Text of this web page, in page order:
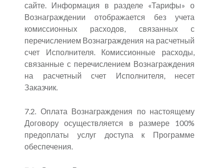
сайте. Информация в разделе «Тарифы» о
Вознаграждении отображается без учета
комиссионных расходов, связанных с
перечислением Вознаграждения на расчетный
счет Исполнителя. Комиссионные расходы,
связанные с перечислением Вознаграждения
на расчетный счет Исполнителя, несет
Заказчик.
7.2. Оплата Вознаграждения по настоящему
Договору осуществляется в размере 100%
предоплаты услуг доступа к Программе
обеспечения.